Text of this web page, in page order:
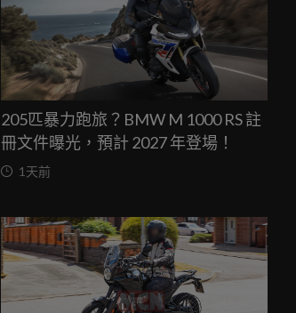
205匹暴力跑旅？BMW M 1000 RS 註
冊文件曝光，預計 2027 年登場！
1天前